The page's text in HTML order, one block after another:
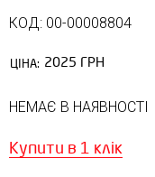
КОД: 00-00008804
ЦІНА: 2025 ГРН
НЕМАЄ В НАЯВНОСТІ
Купити в 1 клік